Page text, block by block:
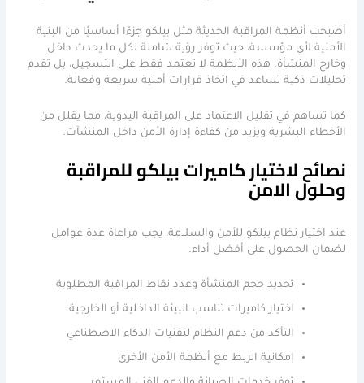
أصبحت أنظمة المراقبة الحديثة مثل بيلكو جزءًا أساسيًا من البنية
الأمنية لأي مؤسسة، حيث توفر رؤية شاملة لكل ما يحدث داخل
وخارج المنشأة. هذه الأنظمة لا تعتمد فقط على التسجيل، بل تقدم
تحليلات ذكية تساعد في اتخاذ قرارات أمنية سريعة وفعالة.
كما تساهم في تقليل الاعتماد على المراقبة اليدوية، مما يقلل من
الأخطاء البشرية ويزيد من كفاءة إدارة الأمن داخل المنشآت.
نصائح لاختيار كاميرات بيلكو للمراقبة
وحلول الامن
عند اختيار نظام بيلكو للأمن والسلامة، يجب مراعاة عدة عوامل
لضمان الحصول على أفضل أداء.
تحديد حجم المنشأة وعدد نقاط المراقبة المطلوبة
اختيار كاميرات تناسب البيئة الداخلية أو الخارجية
التأكد من دعم النظام لتقنيات الذكاء الاصطناعي
إمكانية الربط مع أنظمة الأمن الأخرى